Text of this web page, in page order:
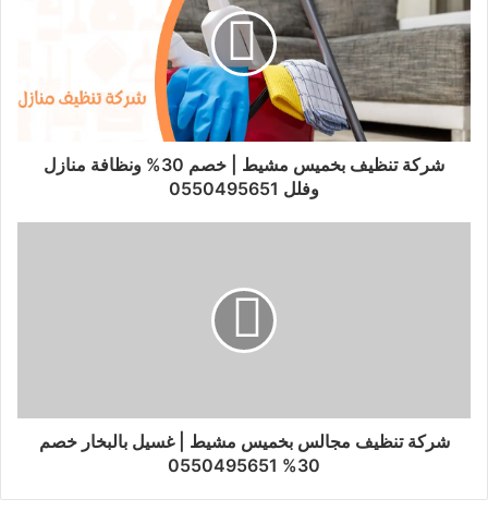
شركة تنظيف بخميس مشيط | خصم 30% ونظافة منازل
وفلل 0550495651
شركة تنظيف مجالس بخميس مشيط | غسيل بالبخار خصم
30% 0550495651